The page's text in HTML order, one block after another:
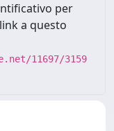
per
a questo
11697/3159